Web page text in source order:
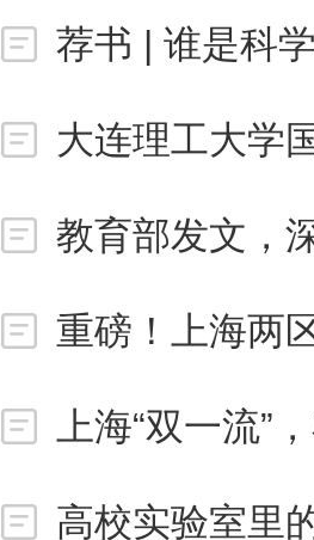
荐书 | 谁是科
大连理工大学
教育部发文，
重磅！上海两
上海“双一流”